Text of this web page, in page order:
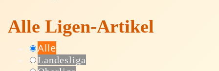
Alle Ligen-Artikel
Alle
Landesliga